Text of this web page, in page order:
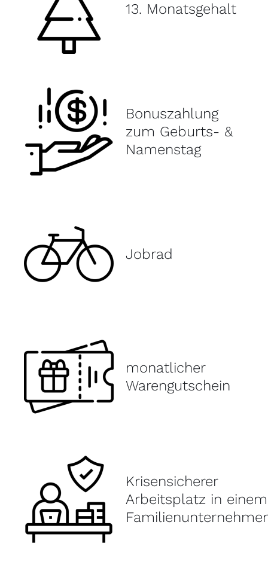
13. Monatsgehalt
Bonuszahlung
zum Geburts- &
Namenstag
Jobrad
monatlicher
Warengutschein
Krisensicherer
Arbeitsplatz in einem